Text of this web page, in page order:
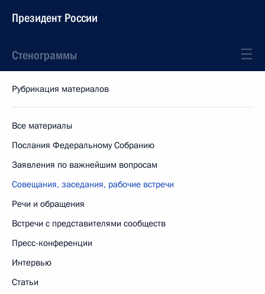
Президент России
Стенограммы
Рубрикация материалов
Все материалы
Послания Федеральному Собранию
Заявления по важнейшим вопросам
Совещания, заседания, рабочие встречи
Речи и обращения
Встречи с представителями сообществ
Пресс-конференции
Интервью
Статьи